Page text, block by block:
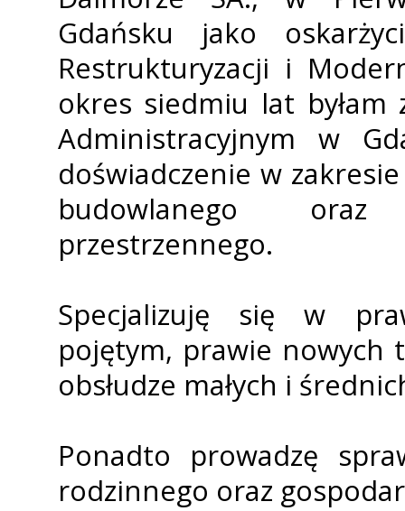
Gdańsku jako
Restrukturyzacji i
okres siedmiu lat byłam
Administracyjnym w
doświadczenie w
budowlanego oraz
przestrzennego.
Specjalizuję się w
pojętym, prawie nowych
obsłudze małych i
Ponadto prowadzę
rodzinnego oraz